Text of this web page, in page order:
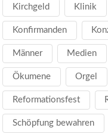
Kirchgeld Klinik
Konfirmanden
Männer Medien
Ökumene Orgel
Reformationsfest
Schöpfung bewahren